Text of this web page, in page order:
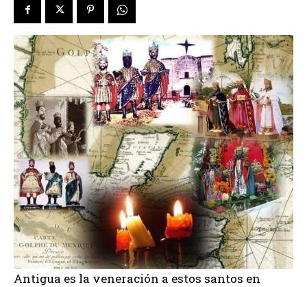
Antigua es la veneración a estos santos en